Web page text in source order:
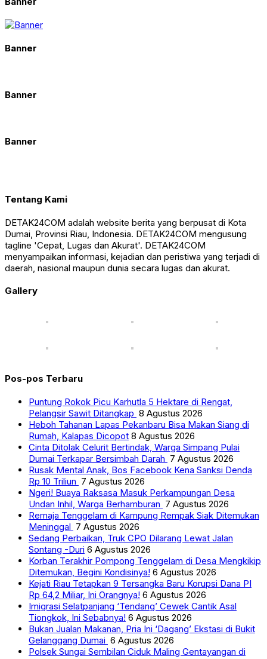
Banner
Banner
Banner
Tentang Kami
DETAK24COM adalah website berita yang berpusat di Kota
Dumai, Provinsi Riau, Indonesia. DETAK24COM mengusung
tagline 'Cepat, Lugas dan Akurat'. DETAK24COM
menyampaikan informasi, kejadian dan peristiwa yang terjadi di
daerah, nasional maupun dunia secara lugas dan akurat.
Gallery
Pos-pos Terbaru
Puntung Rokok Picu Karhutla 5 Hektare di Rengat,
Pelangsir Sawit Ditangkap 8 Agustus 2026
Heboh Tahanan Lapas Pekanbaru Bisa Makan Siang di
Rumah, Kalapas Dicopot 8 Agustus 2026
Cinta Ditolak Celurit Bertindak, Warga Simpang Pulai
Dumai Terkapar Bersimbah Darah 7 Agustus 2026
Rusak Mental Anak, Bos Facebook Kena Sanksi Denda
Rp 10 Triliun 7 Agustus 2026
Ngeri! Buaya Raksasa Masuk Perkampungan Desa
Undan Inhil, Warga Berhamburan 7 Agustus 2026
Remaja Tenggelam di Kampung Rempak Siak Ditemukan
Meninggal 7 Agustus 2026
Sedang Perbaikan, Truk CPO Dilarang Lewat Jalan
Sontang -Duri 6 Agustus 2026
Korban Terakhir Pompong Tenggelam di Desa Mengkikip
Ditemukan, Begini Kondisinya! 6 Agustus 2026
Kejati Riau Tetapkan 9 Tersangka Baru Korupsi Dana PI
Rp 64,2 Miliar, Ini Orangnya! 6 Agustus 2026
Imigrasi Selatpanjang ‘Tendang’ Cewek Cantik Asal
Tiongkok, Ini Sebabnya! 6 Agustus 2026
Bukan Jualan Makanan, Pria Ini ‘Dagang’ Ekstasi di Bukit
Gelanggang Dumai 6 Agustus 2026
Polsek Sungai Sembilan Ciduk Maling Gentayangan di